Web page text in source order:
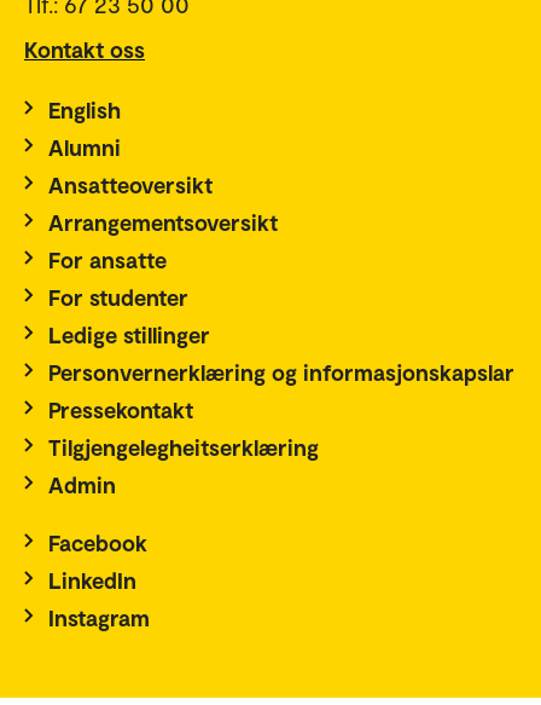
Kontakt oss
English
Alumni
Ansatteoversikt
Arrangementsoversikt
For ansatte
For studenter
Ledige stillinger
Personvernerklæring og informasjonskapslar
Pressekontakt
Tilgjengelegheitserklæring
Admin
Facebook
LinkedIn
Instagram